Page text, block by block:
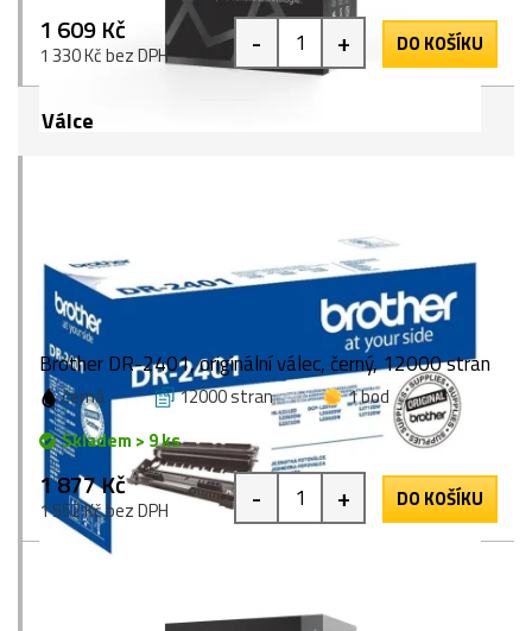
1 609 Kč
1 330 Kč bez DPH - + DO KOŠÍKU
Válce
Brother DR-2401, originální válec, černý, 12000 stran
černá 12000 stran
1 bod
Skladem > 9 ks
1 877 Kč
1 552 Kč bez DPH - + DO KOŠÍKU